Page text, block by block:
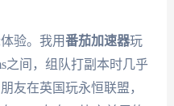
验。我用番茄加速器玩
之间，组队打副本时几乎
友在英国玩永恒联盟，